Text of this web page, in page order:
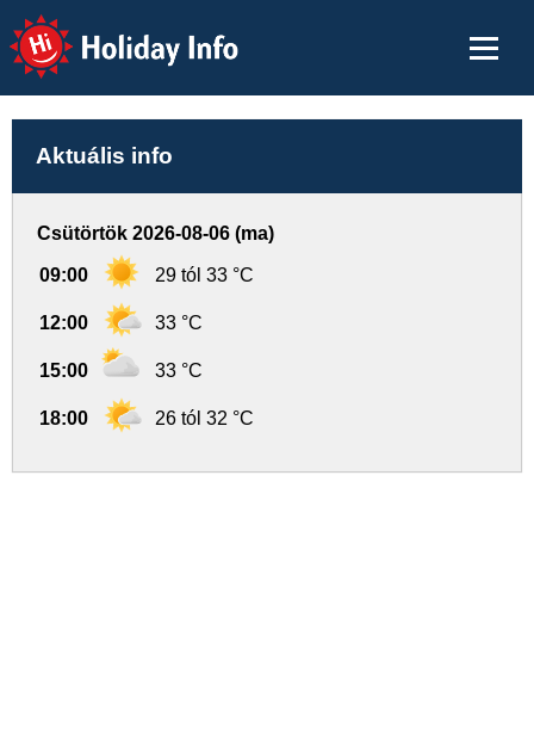
Holiday Info
Aktuális info
Csütörtök 2026-08-06 (ma)
09:00 29 tól 33 °C
12:00 33 °C
15:00 33 °C
18:00 26 tól 32 °C